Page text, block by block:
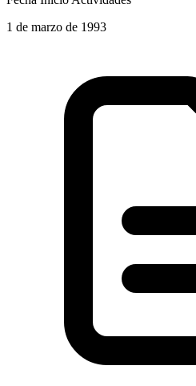
1 de marzo de 1993